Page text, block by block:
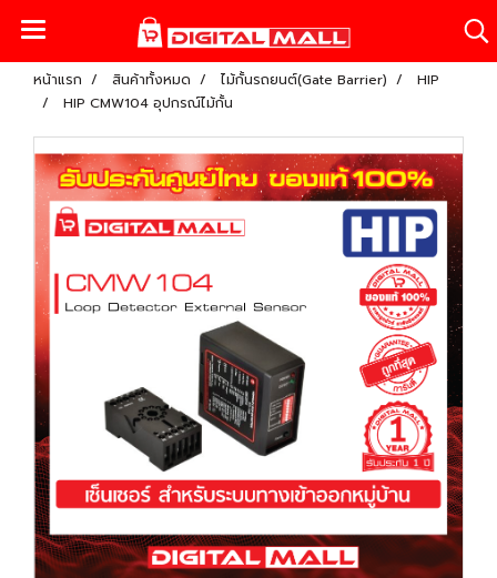
หน้าแรก สินค้าทั้งหมด ไม้กั้นรถยนต์(Gate Barrier)
HIP
HIP CMW104 อุปกรณ์ไม้กั้น